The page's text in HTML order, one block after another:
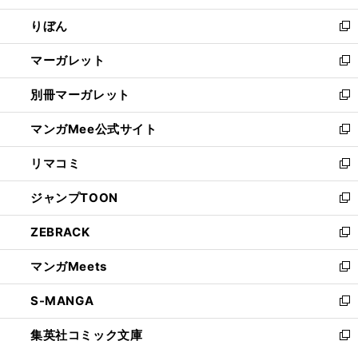
開
く
ウ
で
開
く
ン
ド
ウ
で
開
く
ウ
ィ
ン
ド
ウ
で
開
く
りぼん
新
し
い
ウ
ィ
ン
ド
ウ
で
開
く
マーガレット
新
し
い
ウ
ィ
ン
ド
ウ
で
開
く
別冊マーガレット
新
し
い
ウ
ィ
ン
ド
ウ
で
開
く
マンガMee公式サイト
新
し
い
ウ
ィ
ン
ド
ウ
で
開
く
リマコミ
新
し
い
ウ
ィ
ン
ド
ウ
で
開
く
ジャンプTOON
新
し
い
ウ
ィ
ン
ド
ウ
で
ZEBRACK
新
し
い
ウ
ィ
ン
ド
マンガMeets
新
し
い
ウ
ィ
S-MANGA
新
し
い
集英社コミック文庫